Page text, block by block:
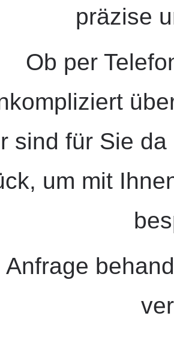
präzise
Ob per
sind für Sie
um mit
Anfrage